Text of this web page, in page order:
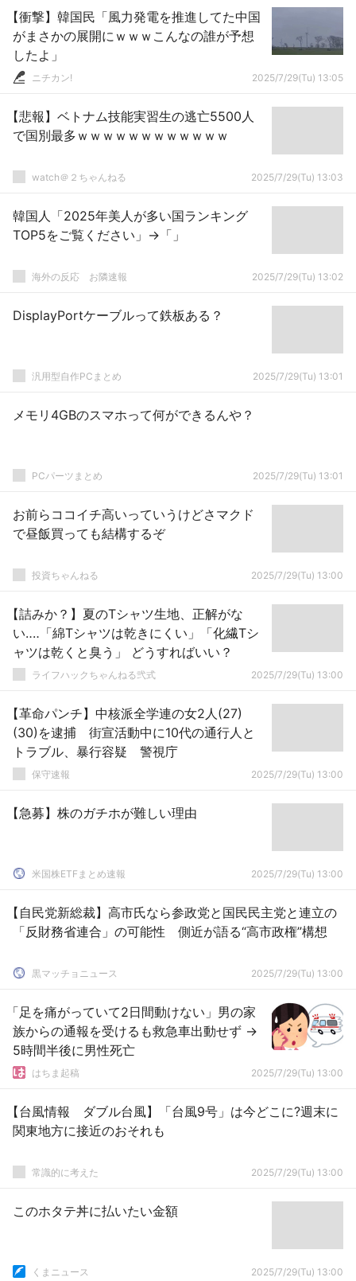
【衝撃】韓国民「風力発電を推進してた中国
がまさかの展開にｗｗｗこんなの誰が予想
したよ」
ニチカン! 2025/7/29(Tu) 13:05
【悲報】ベトナム技能実習生の逃亡5500人
で国別最多ｗｗｗｗｗｗｗｗｗｗｗｗ
watch＠２ちゃんねる 2025/7/29(Tu) 13:03
韓国人「2025年美人が多い国ランキング
TOP5をご覧ください」→「」
海外の反応 お隣速報 2025/7/29(Tu) 13:02
DisplayPortケーブルって鉄板ある？
汎用型自作PCまとめ 2025/7/29(Tu) 13:01
メモリ4GBのスマホって何ができるんや？
PCパーツまとめ 2025/7/29(Tu) 13:01
お前らココイチ高いっていうけどさマクド
で昼飯買っても結構するぞ
投資ちゃんねる 2025/7/29(Tu) 13:00
【詰みか？】夏のTシャツ生地、正解がな
い‥‥「綿Tシャツは乾きにくい」「化繊Tシ
ャツは乾くと臭う」 どうすればいい？
ライフハックちゃんねる弐式 2025/7/29(Tu) 13:00
【革命パンチ】中核派全学連の女2人(27)
(30)を逮捕 街宣活動中に10代の通行人と
トラブル、暴行容疑 警視庁
保守速報 2025/7/29(Tu) 13:00
【急募】株のガチホが難しい理由
米国株ETFまとめ速報 2025/7/29(Tu) 13:00
【自民党新総裁】高市氏なら参政党と国民民主党と連立の
「反財務省連合」の可能性 側近が語る“高市政権”構想
黒マッチョニュース 2025/7/29(Tu) 13:00
「足を痛がっていて2日間動けない」男の家
族からの通報を受けるも救急車出動せず →
5時間半後に男性死亡
はちま起稿 2025/7/29(Tu) 13:00
【台風情報 ダブル台風】「台風9号」は今どこに?週末に
関東地方に接近のおそれも
常識的に考えた 2025/7/29(Tu) 13:00
このホタテ丼に払いたい金額
くまニュース 2025/7/29(Tu) 13:00